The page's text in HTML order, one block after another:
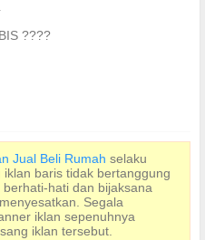
????
Jual Beli Rumah selaku
baris tidak bertanggung
hati dan bijaksana
Segala
iklan sepenuhnya
iklan tersebut.